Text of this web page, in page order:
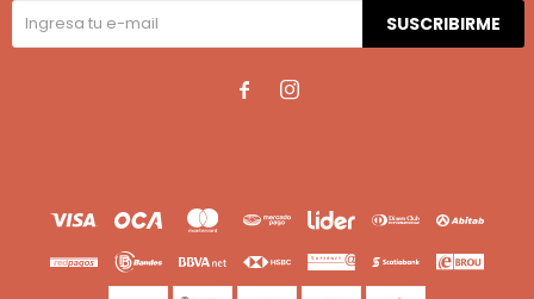
SUSCRIBIRME
 